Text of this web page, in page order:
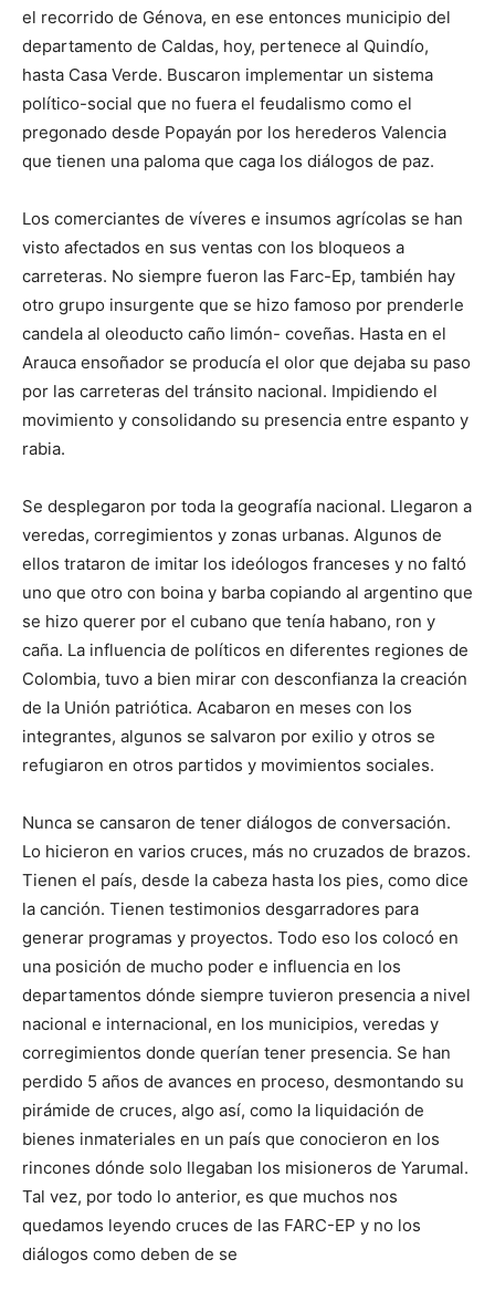
el recorrido de Génova, en ese entonces municipio del
departamento de Caldas, hoy, pertenece al Quindío,
hasta Casa Verde. Buscaron implementar un sistema
político-social que no fuera el feudalismo como el
pregonado desde Popayán por los herederos Valencia
que tienen una paloma que caga los diálogos de paz.
Los comerciantes de víveres e insumos agrícolas se han
visto afectados en sus ventas con los bloqueos a
carreteras. No siempre fueron las Farc-Ep, también hay
otro grupo insurgente que se hizo famoso por prenderle
candela al oleoducto caño limón- coveñas. Hasta en el
Arauca ensoñador se producía el olor que dejaba su paso
por las carreteras del tránsito nacional. Impidiendo el
movimiento y consolidando su presencia entre espanto y
rabia.
Se desplegaron por toda la geografía nacional. Llegaron a
veredas, corregimientos y zonas urbanas. Algunos de
ellos trataron de imitar los ideólogos franceses y no faltó
uno que otro con boina y barba copiando al argentino que
se hizo querer por el cubano que tenía habano, ron y
caña. La influencia de políticos en diferentes regiones de
Colombia, tuvo a bien mirar con desconfianza la creación
de la Unión patriótica. Acabaron en meses con los
integrantes, algunos se salvaron por exilio y otros se
refugiaron en otros partidos y movimientos sociales.
Nunca se cansaron de tener diálogos de conversación.
Lo hicieron en varios cruces, más no cruzados de brazos.
Tienen el país, desde la cabeza hasta los pies, como dice
la canción. Tienen testimonios desgarradores para
generar programas y proyectos. Todo eso los colocó en
una posición de mucho poder e influencia en los
departamentos dónde siempre tuvieron presencia a nivel
nacional e internacional, en los municipios, veredas y
corregimientos donde querían tener presencia. Se han
perdido 5 años de avances en proceso, desmontando su
pirámide de cruces, algo así, como la liquidación de
bienes inmateriales en un país que conocieron en los
rincones dónde solo llegaban los misioneros de Yarumal.
Tal vez, por todo lo anterior, es que muchos nos
quedamos leyendo cruces de las FARC-EP y no los
diálogos como deben de se